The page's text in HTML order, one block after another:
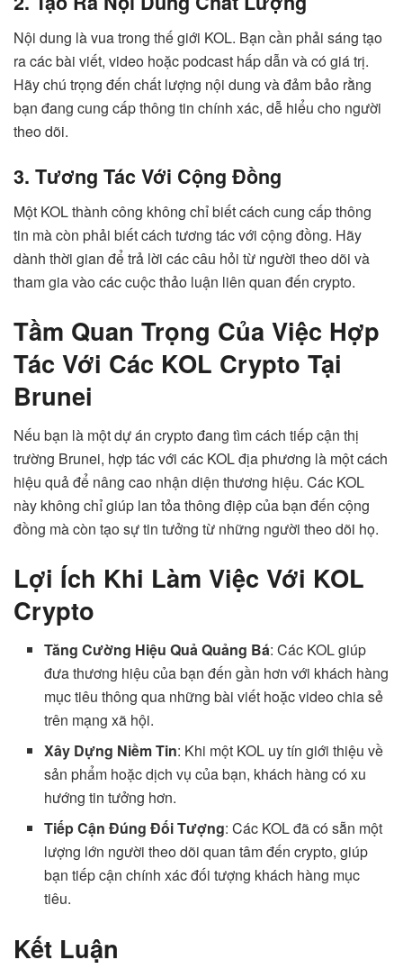
Nội dung là vua trong thế giới KOL. Bạn cần phải sáng tạo
ra các bài viết, video hoặc podcast hấp dẫn và có giá trị.
Hãy chú trọng đến chất lượng nội dung và đảm bảo rằng
bạn đang cung cấp thông tin chính xác, dễ hiểu cho người
theo dõi.
3. Tương Tác Với Cộng Đồng
Một KOL thành công không chỉ biết cách cung cấp thông
tin mà còn phải biết cách tương tác với cộng đồng. Hãy
dành thời gian để trả lời các câu hỏi từ người theo dõi và
tham gia vào các cuộc thảo luận liên quan đến crypto.
Tầm Quan Trọng Của Việc Hợp
Tác Với Các KOL Crypto Tại
Brunei
Nếu bạn là một dự án crypto đang tìm cách tiếp cận thị
trường Brunei, hợp tác với các KOL địa phương là một cách
hiệu quả để nâng cao nhận diện thương hiệu. Các KOL
này không chỉ giúp lan tỏa thông điệp của bạn đến cộng
đồng mà còn tạo sự tin tưởng từ những người theo dõi họ.
Lợi Ích Khi Làm Việc Với KOL
Crypto
Tăng Cường Hiệu Quả Quảng Bá: Các KOL giúp
đưa thương hiệu của bạn đến gần hơn với khách hàng
mục tiêu thông qua những bài viết hoặc video chia sẻ
trên mạng xã hội.
Xây Dựng Niềm Tin: Khi một KOL uy tín giới thiệu về
sản phẩm hoặc dịch vụ của bạn, khách hàng có xu
hướng tin tưởng hơn.
Tiếp Cận Đúng Đối Tượng: Các KOL đã có sẵn một
lượng lớn người theo dõi quan tâm đến crypto, giúp
bạn tiếp cận chính xác đối tượng khách hàng mục
tiêu.
Kết Luận